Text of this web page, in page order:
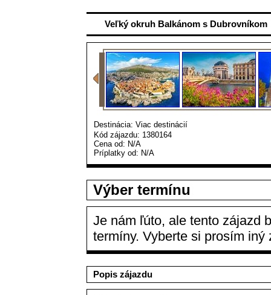
Veľký okruh Balkánom s Dubrovníkom
Destinácia: Viac destinácií
Kód zájazdu: 1380164
Cena od: N/A
Príplatky od: N/A
Výber termínu
Je nám ľúto, ale tento zájazd
termíny. Vyberte si prosím iný
Popis zájazdu